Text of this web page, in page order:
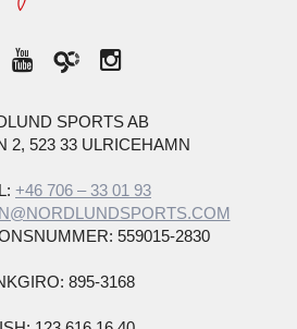
SPORTS AB
2, 523 33 ULRICEHAMN
+46 706 – 33 01 93
559015-2830
895-3168